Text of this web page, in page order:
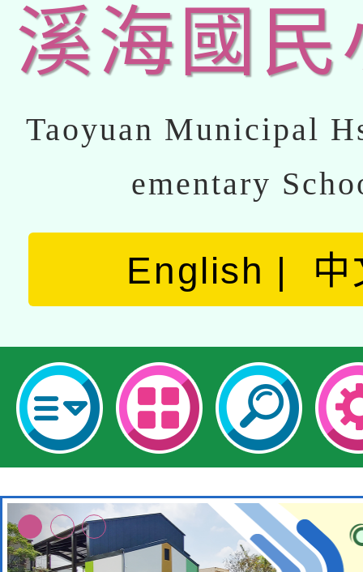
溪海國民
Taoyuan Municipal
ementary
English 中